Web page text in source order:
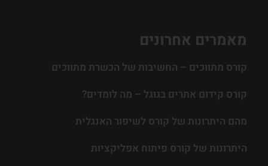
מאמרים אחרונים
קורס מתווכים – החשיבות של הכשרת מתווכים
קורס קידום אתרים בגוגל – מה לומדים?
מהם היתרונות של קורס לשיפור האנגלית
היתרונות של קורס פיתוח אפליקציות